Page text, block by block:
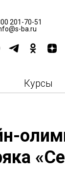
201-70-51
ba.ru
Курсы